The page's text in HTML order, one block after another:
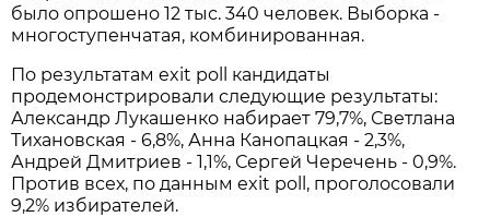
было опрошено 12 тыс. 340 человек. Выборка -
многоступенчатая, комбинированная.
По результатам exit poll кандидаты
продемонстрировали следующие результаты:
Александр Лукашенко набирает 79,7%, Светлана
Тихановская - 6,8%, Анна Канопацкая - 2,3%,
Андрей Дмитриев - 1,1%, Сергей Черечень - 0,9%.
Против всех, по данным exit poll, проголосовали
9,2% избирателей.